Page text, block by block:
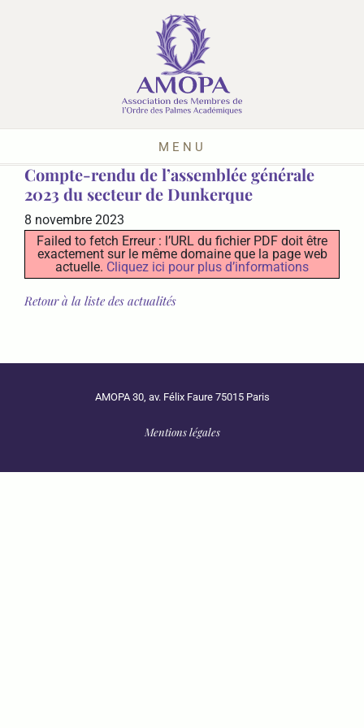
MENU
Compte-rendu de l’assemblée générale
2023 du secteur de Dunkerque
8 novembre 2023
Failed to fetch Erreur : l’URL du fichier PDF doit être
exactement sur le même domaine que la page web
actuelle. Cliquez ici pour plus d’informations
Retour à la liste des actualités
AMOPA 30, av. Félix Faure 75015 Paris
Mentions légales